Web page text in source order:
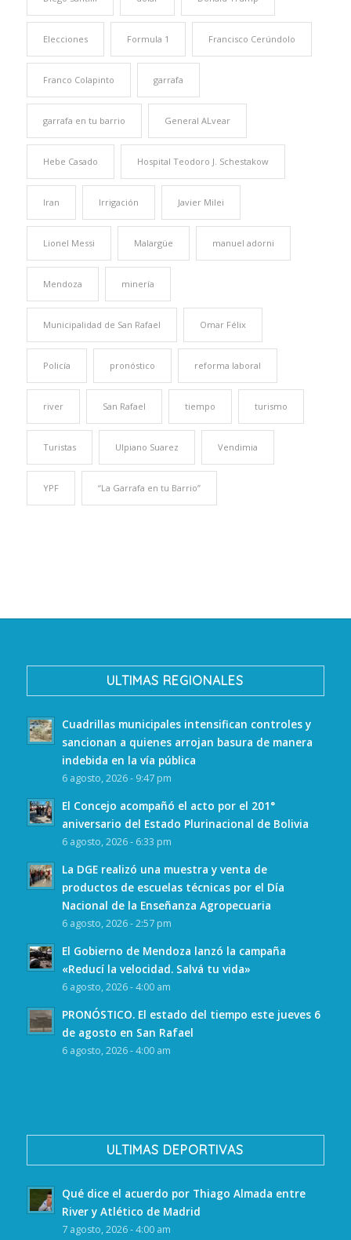
Elecciones Formula 1 Francisco Cerúndolo
Franco Colapinto garrafa
garrafa en tu barrio General ALvear
Hebe Casado Hospital Teodoro J. Schestakow
Iran Irrigación Javier Milei
Lionel Messi Malargüe manuel adorni
Mendoza minería
Municipalidad de San Rafael Omar Félix
Policía pronóstico reforma laboral
river San Rafael tiempo turismo
Turistas Ulpiano Suarez Vendimia
YPF “La Garrafa en tu Barrio”
ULTIMAS REGIONALES
Cuadrillas municipales intensifican controles y
sancionan a quienes arrojan basura de manera
indebida en la vía pública
6 agosto, 2026 - 9:47 pm
El Concejo acompañó el acto por el 201°
aniversario del Estado Plurinacional de Bolivia
6 agosto, 2026 - 6:33 pm
La DGE realizó una muestra y venta de
productos de escuelas técnicas por el Día
Nacional de la Enseñanza Agropecuaria
6 agosto, 2026 - 2:57 pm
El Gobierno de Mendoza lanzó la campaña
«Reducí la velocidad. Salvá tu vida»
6 agosto, 2026 - 4:00 am
PRONÓSTICO. El estado del tiempo este jueves 6
de agosto en San Rafael
6 agosto, 2026 - 4:00 am
ULTIMAS DEPORTIVAS
Qué dice el acuerdo por Thiago Almada entre
River y Atlético de Madrid
7 agosto, 2026 - 4:00 am